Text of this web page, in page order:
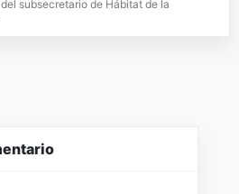
subsecretario de Hábitat de la